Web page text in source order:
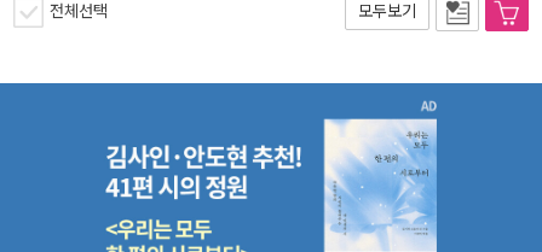
전체선택 모두보기